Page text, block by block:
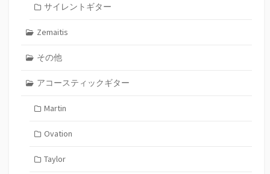
サイレントギター
Zemaitis
その他
アコースティックギター
Martin
Ovation
Taylor